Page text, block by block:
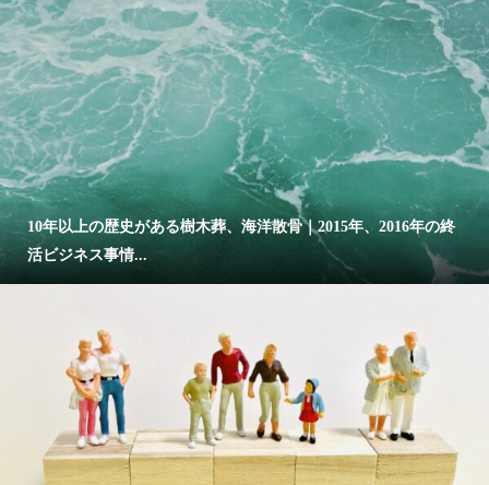
10年以上の歴史がある樹木葬、海洋散骨｜2015年、2016年の終
活ビジネス事情...